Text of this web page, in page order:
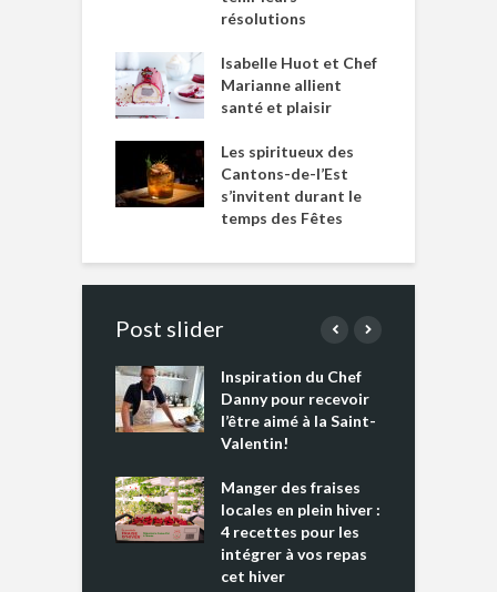
résolutions
Isabelle Huot et Chef
Marianne allient
santé et plaisir
Les spiritueux des
Cantons-de-l’Est
s’invitent durant le
temps des Fêtes
Post slider
Inspiration du Chef
Danny pour recevoir
l’être aimé à la Saint-
Valentin!
Manger des fraises
locales en plein hiver :
4 recettes pour les
intégrer à vos repas
cet hiver